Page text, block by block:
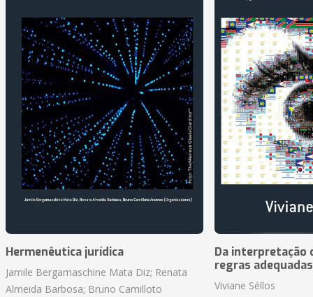
Hermenêutica jurídica
Jamile Bergamaschine Mata Diz; Renata
Almeida Barbosa; Bruno Camilloto
Da interpretação
regras
Viviane Séllos